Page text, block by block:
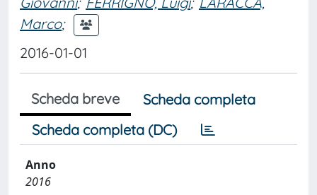
Marco;
2016-01-01
Scheda breve
Scheda completa
Scheda completa (DC)
Anno
2016